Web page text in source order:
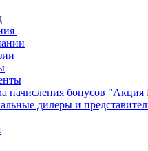
начисления бонусов
дилеры и